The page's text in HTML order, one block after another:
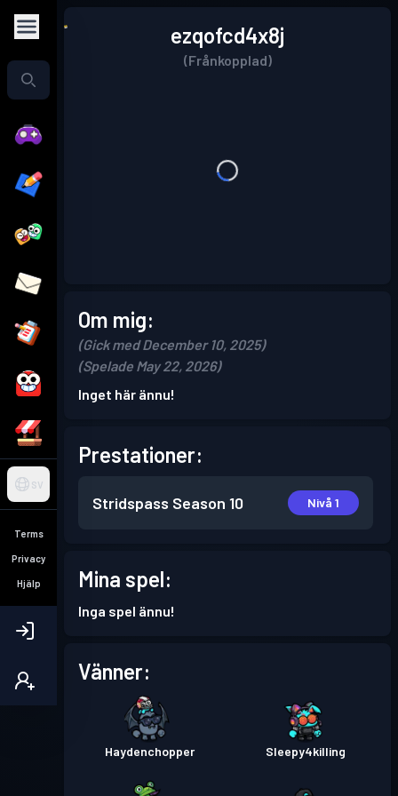
SV
Terms
Privacy
Hjälp
ezqofcd4x8j
(Frånkopplad)
Om mig:
(Gick med December 10, 2025)
(Spelade May 22, 2026)
Inget här ännu!
Prestationer:
Stridspass Season 10 Nivå 1
Mina spel:
Inga spel ännu!
Vänner:
Haydenchopper Sleepy4killing